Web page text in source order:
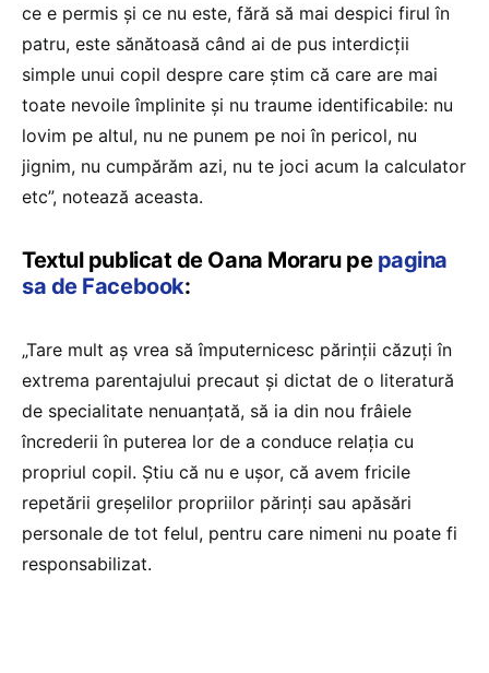
ce e permis și ce nu este, fără să mai despici firul în
patru, este sănătoasă când ai de pus interdicții
simple unui copil despre care știm că care are mai
toate nevoile împlinite și nu traume identificabile: nu
lovim pe altul, nu ne punem pe noi în pericol, nu
jignim, nu cumpărăm azi, nu te joci acum la calculator
etc”, notează aceasta.
Textul publicat de Oana Moraru pe pagina
sa de Facebook:
„Tare mult aș vrea să împuternicesc părinții căzuți în
extrema parentajului precaut și dictat de o literatură
de specialitate nenuanțată, să ia din nou frâiele
încrederii în puterea lor de a conduce relația cu
propriul copil. Știu că nu e ușor, că avem fricile
repetării greșelilor propriilor părinți sau apăsări
personale de tot felul, pentru care nimeni nu poate fi
responsabilizat.